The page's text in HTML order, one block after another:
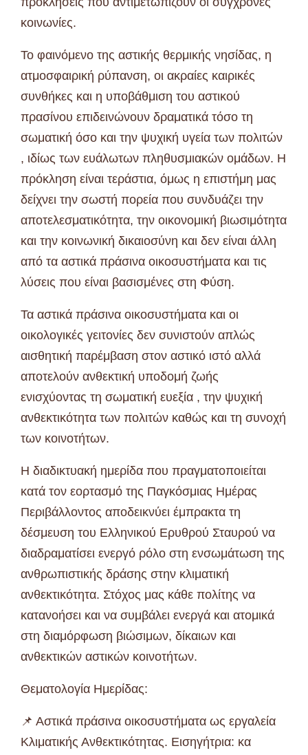
κοινωνίες.
Το φαινόμενο της αστικής θερμικής νησίδας, η
ατμοσφαιρική ρύπανση, οι ακραίες καιρικές
συνθήκες και η υποβάθμιση του αστικού
πρασίνου επιδεινώνουν δραματικά τόσο τη
σωματική όσο και την ψυχική υγεία των πολιτών
, ιδίως των ευάλωτων πληθυσμιακών ομάδων. Η
πρόκληση είναι τεράστια, όμως η επιστήμη μας
δείχνει την σωστή πορεία που συνδυάζει την
αποτελεσματικότητα, την οικονομική βιωσιμότητα
και την κοινωνική δικαιοσύνη και δεν είναι άλλη
από τα αστικά πράσινα οικοσυστήματα και τις
λύσεις που είναι βασισμένες στη Φύση.
Τα αστικά πράσινα οικοσυστήματα και οι
οικολογικές γειτονίες δεν συνιστούν απλώς
αισθητική παρέμβαση στον αστικό ιστό αλλά
αποτελούν ανθεκτική υποδομή ζωής
ενισχύοντας τη σωματική ευεξία , την ψυχική
ανθεκτικότητα των πολιτών καθώς και τη συνοχή
των κοινοτήτων.
Η διαδικτυακή ημερίδα που πραγματοποιείται
κατά τον εορτασμό της Παγκόσμιας Ημέρας
Περιβάλλοντος αποδεικνύει έμπρακτα τη
δέσμευση του Ελληνικού Ερυθρού Σταυρού να
διαδραματίσει ενεργό ρόλο στη ενσωμάτωση της
ανθρωπιστικής δράσης στην κλιματική
ανθεκτικότητα. Στόχος μας κάθε πολίτης να
κατανοήσει και να συμβάλει ενεργά και ατομικά
στη διαμόρφωση βιώσιμων, δίκαιων και
ανθεκτικών αστικών κοινοτήτων.
Θεματολογία Ημερίδας:
📌 Αστικά πράσινα οικοσυστήματα ως εργαλεία
Κλιματικής Ανθεκτικότητας. Εισηγήτρια: κα